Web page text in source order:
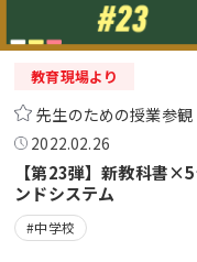
教育現場より
先生のための授業参観
2022.02.26
【第23弾】新教科書
ンドシステム
#中学校